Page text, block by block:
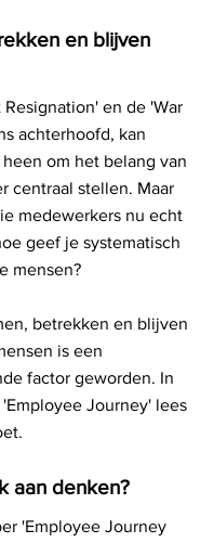
en blijven
Resignation' en de 'War
achterhoofd, kan
om het belang van
centraal stellen. Maar
medewerkers nu echt
geef je systematisch
mensen?​
betrekken en blijven
is een
factor geworden. In
Journey' lees
aan denken?
'Employee Journey